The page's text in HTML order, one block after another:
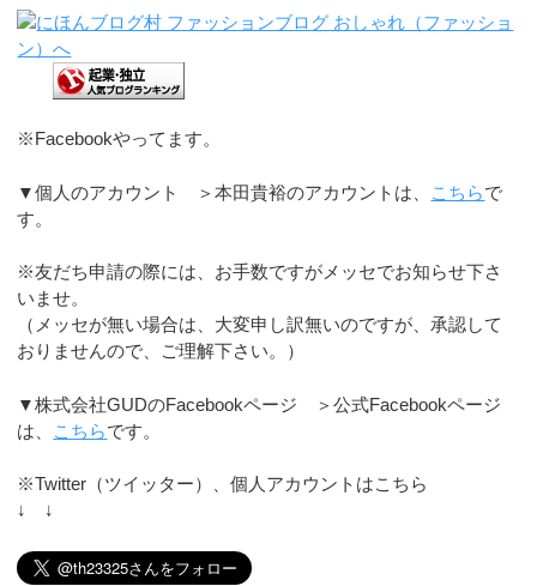
※Facebookやってます。
▼個人のアカウント ＞本田貴裕のアカウントは、 こちらで
す。
※友だち申請の際には、お手数ですがメッセでお知らせ下さ
いませ。
（メッセが無い場合は、大変申し訳無いのですが、承認して
おりませんので、ご理解下さい。）
▼株式会社GUDのFacebookページ ＞公式Facebookページ
は、 こちらです。
※Twitter（ツイッター）、個人アカウントはこちら
↓ ↓